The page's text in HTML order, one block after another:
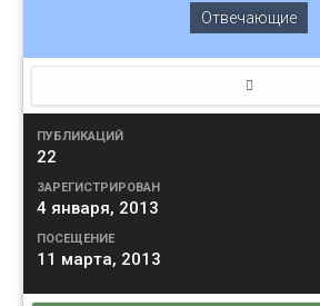
Отвечающие
ПУБЛИКАЦИЙ
22
ЗАРЕГИСТРИРОВАН
4 января, 2013
ПОСЕЩЕНИЕ
11 марта, 2013